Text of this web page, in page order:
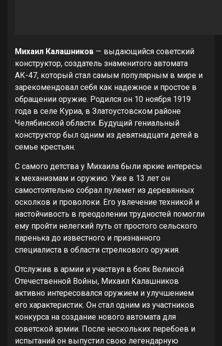
Михаил Калашников — выдающийся советский
конструктор, создатель знаменитого автомата
АК-47, который стал самым популярным в мире и
зарекомендовал себя как надежное и простое в
обращении оружие. Родился он 10 ноября 1919
года в селе Куриа, в Златоустовском районе
Челябинской области. Будущий гениальный
конструктор был одним из девятнадцати детей в
семье крестьян.
С самого детства у Михаила были яркие интересы
к механизмам и оружию. Уже в 13 лет он
самостоятельно собрал пулемет из деревянных
осколков и проволоки. Его увлечение техникой и
настойчивость в преодолении трудностей помогли
ему пройти нелегкий путь от простого сельского
паренька до известного и признанного
специалиста в области стрелкового оружия.
Отслужив в армии и участвуя в боях Великой
Отечественной Войны, Михаил Калашников
активно интересовался оружием и улучшением
его характеристик. Он стал одним из участников
конкурса на создание нового автомата для
советской армии. После нескольких перебоев и
испытаний он выпустил свою легендарную